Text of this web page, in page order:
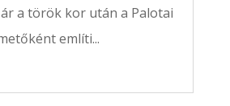
a török kor után a Palotai
említi...